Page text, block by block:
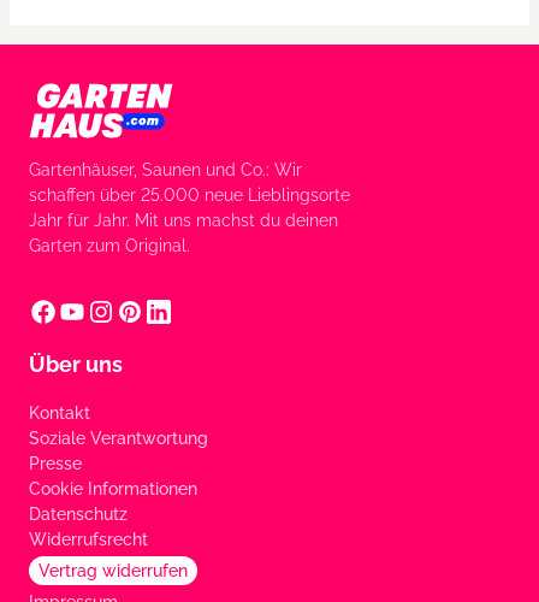
Gartenhäuser, Saunen und Co.: Wir
schaffen über 25.000 neue Lieblingsorte
Jahr für Jahr. Mit uns machst du deinen
Garten zum Original.
Über uns
Kontakt
Soziale Verantwortung
Presse
Cookie Informationen
Datenschutz
Widerrufsrecht
Vertrag widerrufen